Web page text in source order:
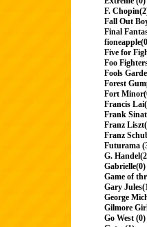
F.
Fall Out
Final
Five for
Foo
Fools
Forest
Fort
Francis
Frank
Franz
Franz
Futurama
G.
Gabrielle(0)
Game of
Gary
George
Gilmore
Go West (0)